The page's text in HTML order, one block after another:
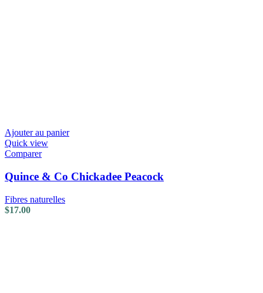
Ajouter au panier
Quick view
Comparer
Quince & Co Chickadee Peacock
Fibres naturelles
$17.00